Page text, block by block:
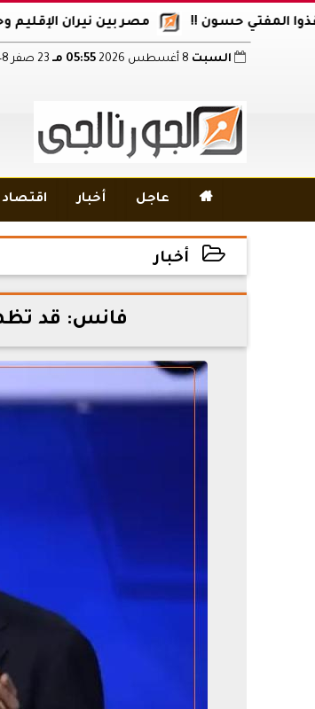
مصر بين نيران الإقليم وحكمة حسون !!
السبت 05:55 مـ
 عاجل أخبار اقتصاد
أخبار
2025-12-05 16:21:03
فانس: قد